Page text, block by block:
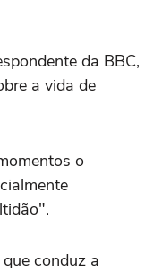
da BBC,
a vida de
o
conduz a